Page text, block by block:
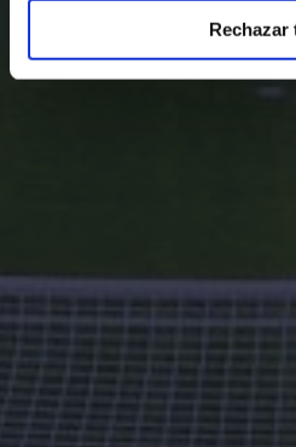
Rechazar